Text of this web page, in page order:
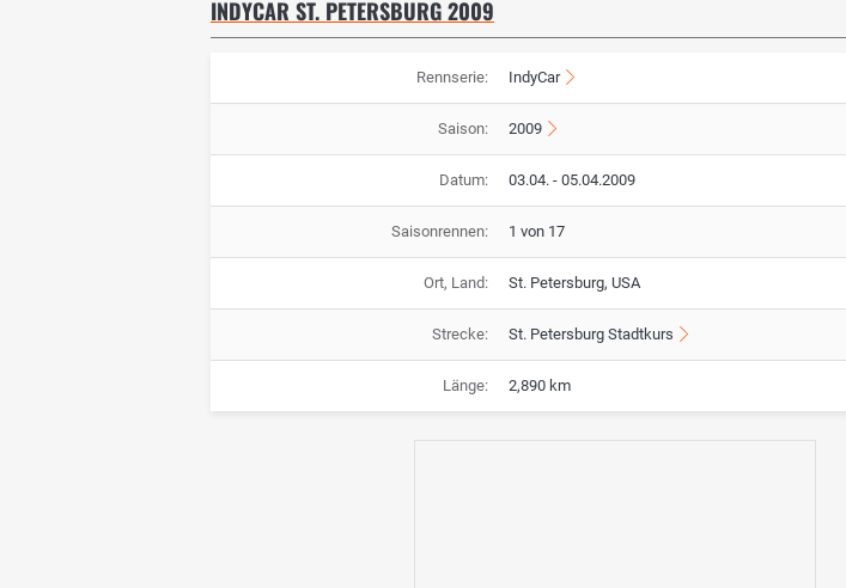
INDYCAR ST. PETERSBURG 2009
Rennserie: IndyCar
Saison: 2009
Datum: 03.04. - 05.04.2009
Saisonrennen: 1 von 17
Ort, Land: St. Petersburg, USA
Strecke: St. Petersburg Stadtkurs
Länge: 2,890 km